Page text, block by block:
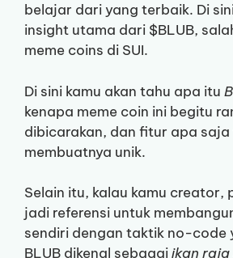
belajar dari yang terbaik. Di
insight utama dari $BLUB,
meme coins di SUI.
Di sini kamu akan tahu apa itu
kenapa meme coin ini begitu
dibicarakan, dan fitur apa saja
membuatnya unik.
Selain itu, kalau kamu creator,
jadi referensi untuk
sendiri dengan taktik no-code
BLUB dikenal sebagaiikan raja